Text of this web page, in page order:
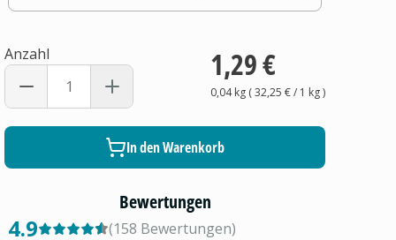
Anzahl 1,29 €
0,04 kg(32,25 €/ 1 kg)
In den Warenkorb
Bewertungen
4.9 (158 Bewertungen)